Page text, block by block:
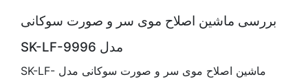
بررسی ماشین اصلاح موی سر و صورت سوکانی
مدل SK-LF-9996
ماشین اصلاح موی سر و صورت سوکانی مدل SK-LF-